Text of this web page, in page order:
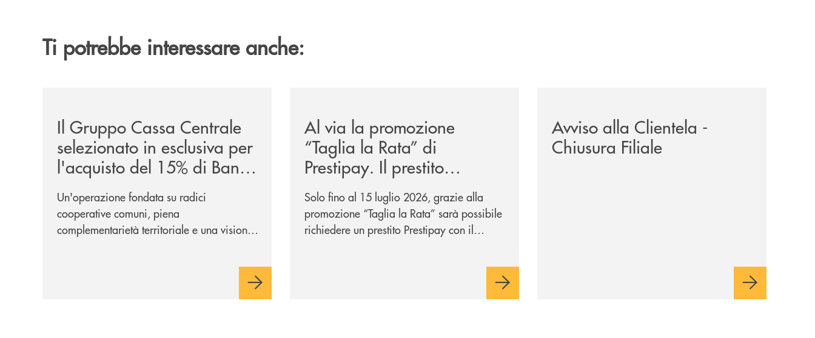
Ti potrebbe interessare anche:
Il Gruppo Cassa Centrale
selezionato in esclusiva per
l'acquisto del 15% di Banca
Cambiano 1884
Un'operazione fondata su radici
cooperative comuni, piena
complementarietà territoriale e una visione
Al via la promozione
“Taglia la Rata” di
Prestipay. Il prestito
personale che si fa in due
per te!
Solo fino al 15 luglio 2026, grazie alla
promozione “Taglia la Rata” sarà possibile
richiedere un prestito Prestipay con il
Avviso alla Clientela -
Chiusura Filiale